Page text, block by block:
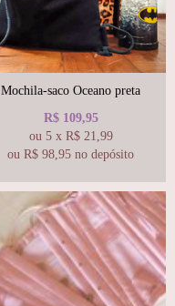
Mochila-saco Oceano preta
R$ 109,95
ou 5 x R$ 21,99
ou R$ 98,95 no depósito